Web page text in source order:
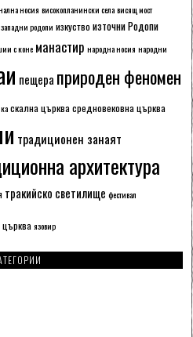
носия високопланински села висящ мост
западни родопи изкуство източни Родопи
с коне манастир народна носия народни
пещера природен феномен
скална църква средновековна църква
традиционен занаят
архитектура
тракийско светилище фестивал
църква язовир